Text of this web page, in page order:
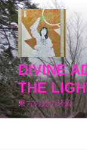
コ
ン
テ
ン
ツ
へ
ス
キ
ッ
DIVINE
THE
東方の光の経綸